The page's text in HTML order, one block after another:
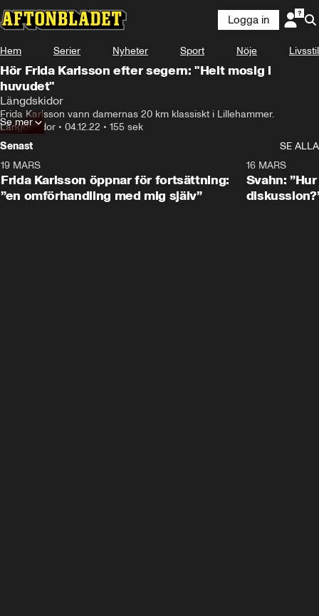
Logga in
Hem Serier Nyheter Sport Nöje Livsstil
Hör Frida Karlsson efter segern: "Helt mosig i
huvudet"
Längdskidor
Frida Karlsson vann damernas 20 km klassiskt i Lillehammer.
Längdskidor • 04.12.22 • 155 sek
Se mer
Senast
SE ALLA
19 MARS
Frida Karlsson öppnar för fortsättning:
”en omförhandling med mig själv”
16 MARS
Svahn: